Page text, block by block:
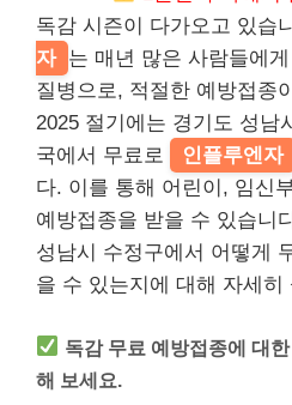
독감 시즌이 다가오고 있습
자 는 매년 많은 사람들에
질병으로, 적절한 예방접종
2025 절기에는 경기도 성남
국에서 무료로
인플루엔자
다. 이를 통해 어린이, 임신
예방접종을 받을 수 있습니
성남시 수정구에서 어떻게
을 수 있는지에 대해 자세히
독감 무료 예방접종에 대
해 보세요.